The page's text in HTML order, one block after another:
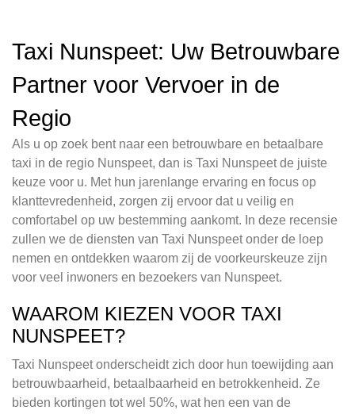
Taxi Nunspeet: Uw Betrouwbare
Partner voor Vervoer in de
Regio
Als u op zoek bent naar een betrouwbare en betaalbare
taxi in de regio Nunspeet, dan is Taxi Nunspeet de juiste
keuze voor u. Met hun jarenlange ervaring en focus op
klanttevredenheid, zorgen zij ervoor dat u veilig en
comfortabel op uw bestemming aankomt. In deze recensie
zullen we de diensten van Taxi Nunspeet onder de loep
nemen en ontdekken waarom zij de voorkeurskeuze zijn
voor veel inwoners en bezoekers van Nunspeet.
WAAROM KIEZEN VOOR TAXI
NUNSPEET?
Taxi Nunspeet onderscheidt zich door hun toewijding aan
betrouwbaarheid, betaalbaarheid en betrokkenheid. Ze
bieden kortingen tot wel 50%, wat hen een van de